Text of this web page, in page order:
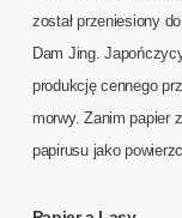
został przeniesiony
Dam Jing.
produkcję cennego
morwy. Zanim papier
papirusu jako